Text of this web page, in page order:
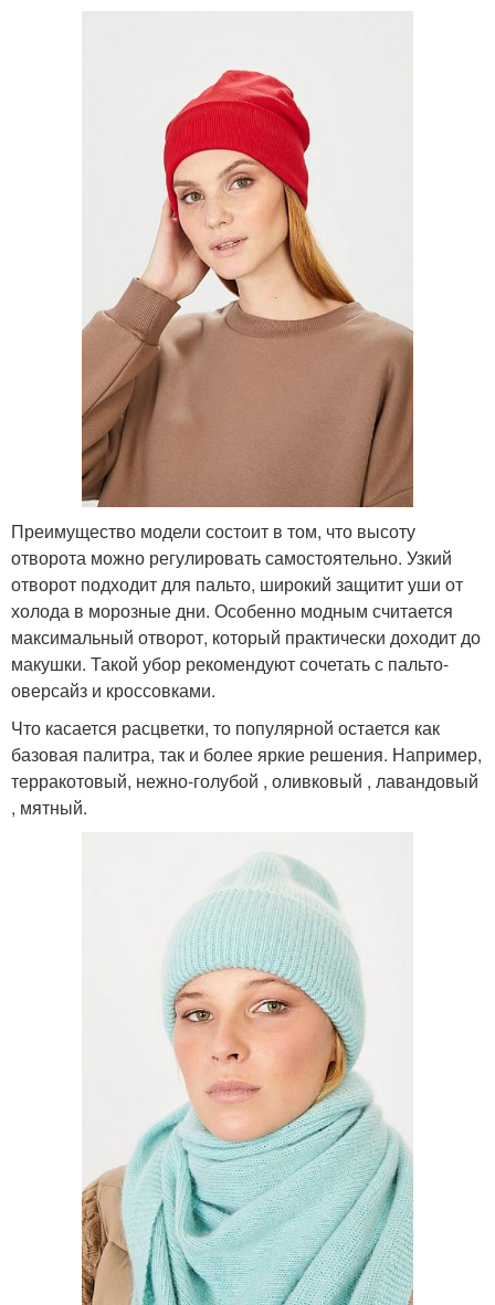
Преимущество модели состоит в том, что высоту
отворота можно регулировать самостоятельно. Узкий
отворот подходит для пальто, широкий защитит уши от
холода в морозные дни. Особенно модным считается
максимальный отворот, который практически доходит до
макушки. Такой убор рекомендуют сочетать с пальто-
оверсайз и кроссовками.
Что касается расцветки, то популярной остается как
базовая палитра, так и более яркие решения. Например,
терракотовый, нежно-голубой , оливковый , лавандовый
, мятный.